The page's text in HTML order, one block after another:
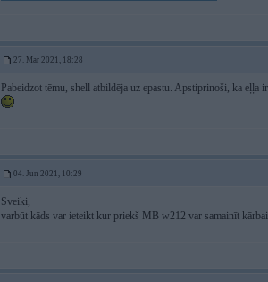
27. Mar 2021, 18:28
Pabeidzot tēmu, shell atbildēja uz epastu. Apstiprinoši, ka eļļa
04. Jun 2021, 10:29
Sveiki,
varbūt kāds var ieteikt kur priekš MB w212 var samainīt